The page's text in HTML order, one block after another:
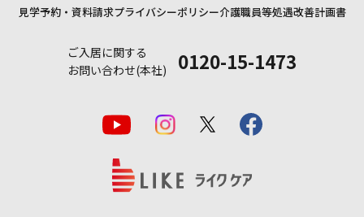
見学予約・資料請求プライバシーポリシー介護職員等処遇改善計画書
ご入居に関する
お問い合わせ(本社)
0120-15-1473